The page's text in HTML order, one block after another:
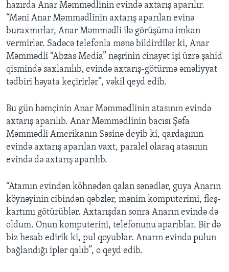
hazırda Anar Məmmədlinin evində axtarış aparılır.
“Məni Anar Məmmədlinin axtarış aparılan evinə
buraxmırlar, Anar Məmmədli ilə görüşümə imkan
vermirlər. Sadəcə telefonla mənə bildirdilər ki, Anar
Məmmədli “Abzas Media” nəşrinin cinayət işi üzrə şahid
qismində saxlanılıb, evində axtarış-götürmə əməliyyat
tədbiri həyata keçirirlər”, vəkil qeyd edib.
Bu gün həmçinin Anar Məmmədlinin atasının evində
axtarış aparılıb. Anar Məmmədlinin bacısı Şəfa
Məmmədli Amerikanın Səsinə deyib ki, qardaşının
evində axtarış aparılan vaxt, paralel olaraq atasının
evində də axtarış aparılıb.
“Atamın evindən köhnədən qalan sənədlər, guya Anarın
köynəyinin cibindən qəbzlər, mənim komputerimi, fleş-
kartımı götürüblər. Axtarışdan sonra Anarın evində də
oldum. Onun komputerini, telefonunu aparıblar. Bir də
biz hesab edirik ki, pul qoyublar. Anarın evində pulun
bağlandığı iplər qalıb”, o qeyd edib.